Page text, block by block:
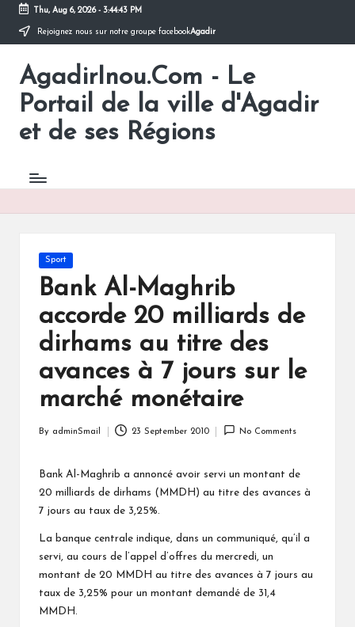
Skip
content
Thu, Aug 6, 2026- 3:44:43 PM
Rejoignez nous sur notre groupe facebookAgadir
AgadirInou.Com - Le
Portail de la ville d'Agadir
et de ses Régions
Toute
l'actualité
ville
en
un
Posted
in
Sport
Bank Al-Maghrib
accorde 20 milliards de
dirhams au titre des
avances à 7 jours sur le
marché monétaire
By adminSmail 23 September 2010 No Comments
Bank Al-Maghrib a annoncé avoir servi un montant de
20 milliards de dirhams (MMDH) au titre des avances à
7 jours au taux de 3,25%.
La banque centrale indique, dans un communiqué, qu’il a
servi, au cours de l’appel d’offres du mercredi, un
montant de 20 MMDH au titre des avances à 7 jours au
taux de 3,25% pour un montant demandé de 31,4
MMDH.